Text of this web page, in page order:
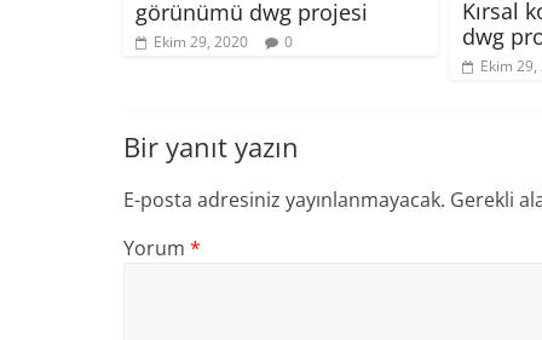
görünümü dwg projesi
Ekim 29, 2020 0
Kırsal
dwg
Ekim
Bir yanıt yazın
E-posta adresiniz yayınlanmayacak. Gerekli
Yorum *